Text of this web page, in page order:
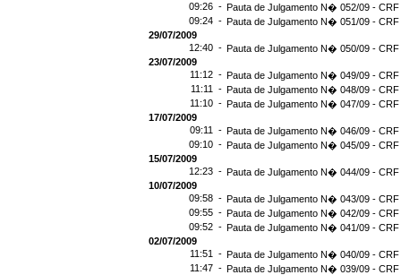
09:26 - Pauta de Julgamento N� 052/09 - CRF
09:24 - Pauta de Julgamento N� 051/09 - CRF
29/07/2009
12:40 - Pauta de Julgamento N� 050/09 - CRF
23/07/2009
11:12 - Pauta de Julgamento N� 049/09 - CRF
11:11 - Pauta de Julgamento N� 048/09 - CRF
11:10 - Pauta de Julgamento N� 047/09 - CRF
17/07/2009
09:11 - Pauta de Julgamento N� 046/09 - CRF
09:10 - Pauta de Julgamento N� 045/09 - CRF
15/07/2009
12:23 - Pauta de Julgamento N� 044/09 - CRF
10/07/2009
09:58 - Pauta de Julgamento N� 043/09 - CRF
09:55 - Pauta de Julgamento N� 042/09 - CRF
09:52 - Pauta de Julgamento N� 041/09 - CRF
02/07/2009
11:51 - Pauta de Julgamento N� 040/09 - CRF
11:47 - Pauta de Julgamento N� 039/09 - CRF